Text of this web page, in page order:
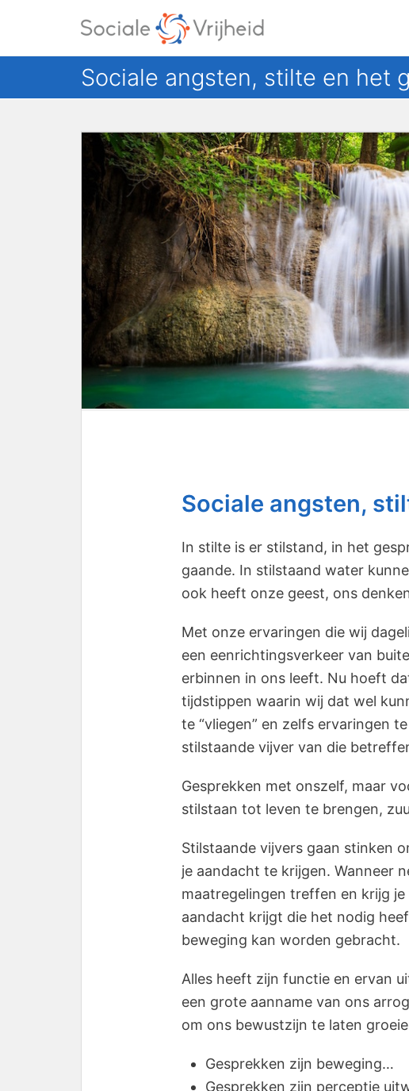
Sociale angsten, stilte en het
Sociale angsten,
In stilte is er stilstand, in het
gaande. In stilstaand water
ook heeft onze geest, ons
Met onze ervaringen die wij
een eenrichtingsverkeer van
erbinnen in ons leeft. Nu hoeft
tijdstippen waarin wij dat wel
te “vliegen” en zelfs ervaringen
stilstaande vijver van die
Gesprekken met onszelf, maar
stilstaan tot leven te brengen,
Stilstaande vijvers gaan stinken
je aandacht te krijgen. Wanneer
maatregelingen treffen en krijg
aandacht krijgt die het nodig
beweging kan worden gebracht.
Alles heeft zijn functie en ervan
een grote aanname van ons
om ons bewustzijn te laten
Gesprekken zijn beweging…
Gesprekken zijn perceptie